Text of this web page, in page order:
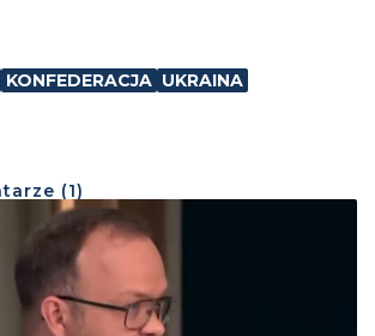
KONFEDERACJA UKRAINA
(1)